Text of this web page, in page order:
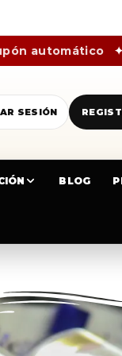
automático ✦
SESIÓN
BLOG